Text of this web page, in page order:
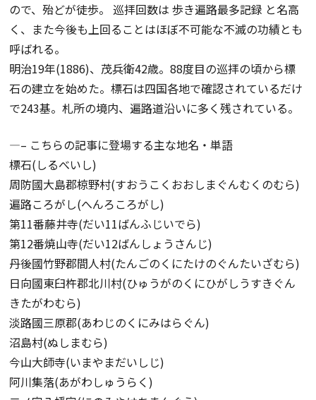
ので、殆どが徒歩。 巡拝回数は 歩き遍路最多記録 と名高
く、また今後も上回ることはほぼ不可能な不滅の功績とも
呼ばれる。
明治19年(1886)、茂兵衛42歳。88度目の巡拝の頃から標
石の建立を始めた。標石は四国各地で確認されているだけ
で243基。札所の境内、遍路道沿いに多く残されている。
—– こちらの記事に登場する主な地名・単語
標石(しるべいし)
周防國大島郡椋野村(すおうこくおおしまぐんむくのむら)
遍路ころがし(へんろころがし)
第11番藤井寺(だい11ばんふじいでら)
第12番焼山寺(だい12ばんしょうさんじ)
丹後國竹野郡間人村(たんごのくにたけのぐんたいざむら)
日向國東臼杵郡北川村(ひゅうがのくにひがしうすきぐん
きたがわむら)
淡路國三原郡(あわじのくにみはらぐん)
沼島村(ぬしまむら)
今山大師寺(いまやまだいしじ)
阿川集落(あがわしゅうらく)